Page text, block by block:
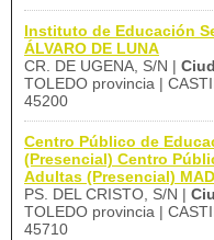
Instituto de Educación
ÁLVARO DE LUNA
CR. DE UGENA, S/N |
TOLEDO provincia |
45200
Centro Público de
(Presencial) Centro
Adultas (Presencial)
PS. DEL CRISTO, S/N |
TOLEDO provincia |
45710